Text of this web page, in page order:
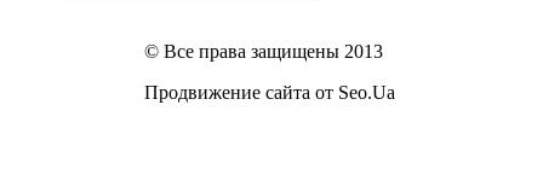
© Все права защищены 2013
Продвижение сайта от Seo.Ua